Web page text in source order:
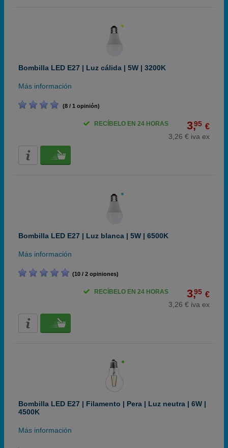
Bombilla LED E27 | Luz cálida | 5W | 3200K
Más información
(8 / 1 opinión)
3,95 €
3,26 € iva ex
RECÍBELO EN 24 HORAS
Bombilla LED E27 | Luz blanca | 5W | 6500K
Más información
(10 / 2 opiniones)
3,95 €
3,26 € iva ex
RECÍBELO EN 24 HORAS
Bombilla LED E27 | Filamento | Pera | Luz neutra | 6W |
4500K
Más información